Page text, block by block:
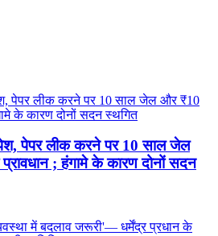
पेपर लीक करने पर 10 साल जेल
; हंगामे के कारण दोनों सदन